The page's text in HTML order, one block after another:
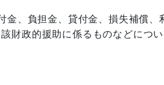
金、負担金、貸付金、損失補償、
財政的援助に係るものなどについ